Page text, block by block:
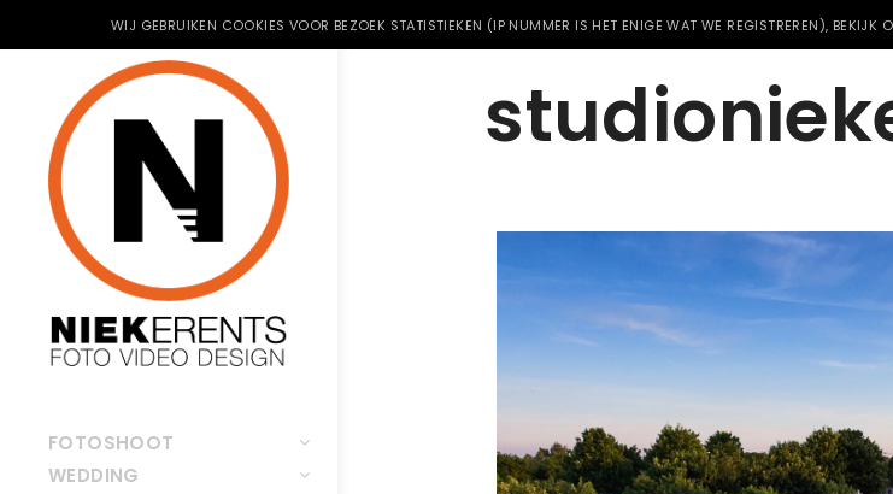
FOTOSHOOT
WEDDING
WIJ GEBRUIKEN COOKIES VOOR BEZOEK STATISTIEKEN (IP NUMMER IS HET ENIGE WAT WE REGISTREREN), BEKIJK